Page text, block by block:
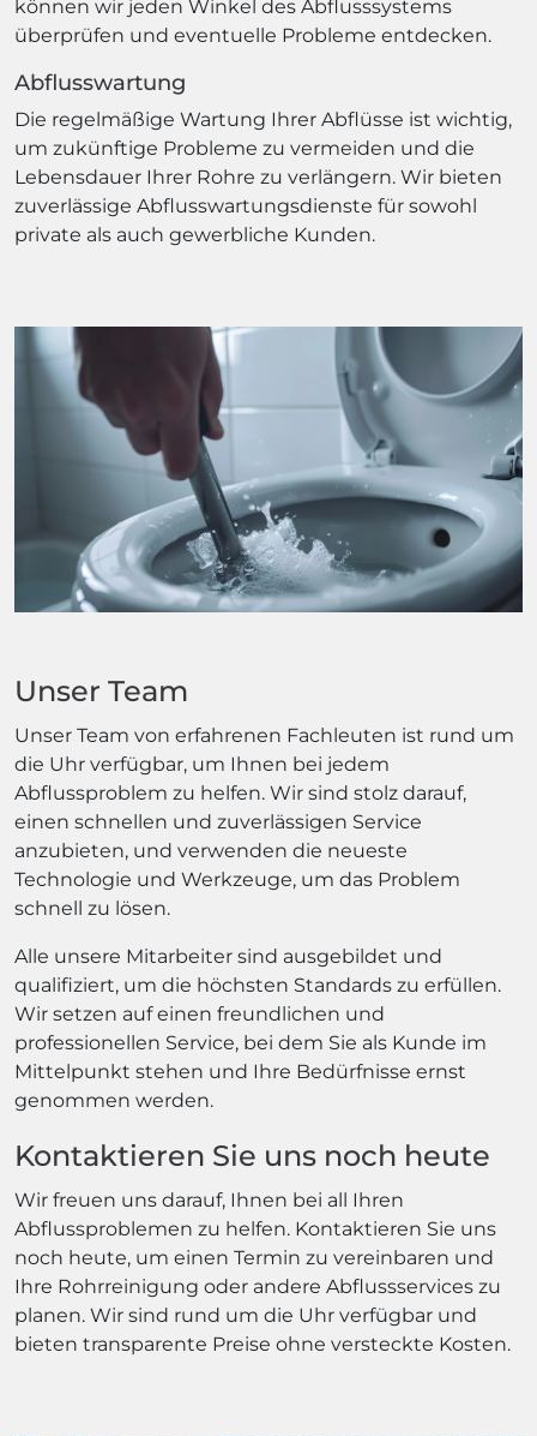
können wir jeden Winkel des Abflusssystems
überprüfen und eventuelle Probleme entdecken.
Abflusswartung
Die regelmäßige Wartung Ihrer Abflüsse ist wichtig,
um zukünftige Probleme zu vermeiden und die
Lebensdauer Ihrer Rohre zu verlängern. Wir bieten
zuverlässige Abflusswartungsdienste für sowohl
private als auch gewerbliche Kunden.
Unser Team
Unser Team von erfahrenen Fachleuten ist rund um
die Uhr verfügbar, um Ihnen bei jedem
Abflussproblem zu helfen. Wir sind stolz darauf,
einen schnellen und zuverlässigen Service
anzubieten, und verwenden die neueste
Technologie und Werkzeuge, um das Problem
schnell zu lösen.
Alle unsere Mitarbeiter sind ausgebildet und
qualifiziert, um die höchsten Standards zu erfüllen.
Wir setzen auf einen freundlichen und
professionellen Service, bei dem Sie als Kunde im
Mittelpunkt stehen und Ihre Bedürfnisse ernst
genommen werden.
Kontaktieren Sie uns noch heute
Wir freuen uns darauf, Ihnen bei all Ihren
Abflussproblemen zu helfen. Kontaktieren Sie uns
noch heute, um einen Termin zu vereinbaren und
Ihre Rohrreinigung oder andere Abflussservices zu
planen. Wir sind rund um die Uhr verfügbar und
bieten transparente Preise ohne versteckte Kosten.